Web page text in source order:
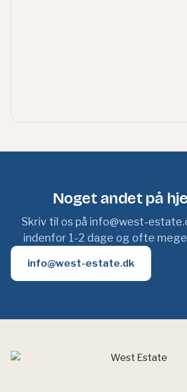
Noget andet på
Skriv til os på info@west-
indenfor 1-2 dage og ofte
info@west-estate.dk